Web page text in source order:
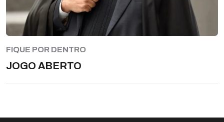
FIQUE POR DENTRO
JOGO ABERTO